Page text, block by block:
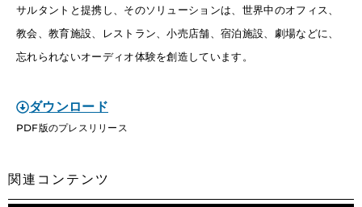
サルタントと提携し、そのソリューションは、世界中のオフィス、
教会、教育施設、レストラン、小売店舗、宿泊施設、劇場などに、
忘れられないオーディオ体験を創造しています。
ダウンロード
PDF版のプレスリリース
関連コンテンツ